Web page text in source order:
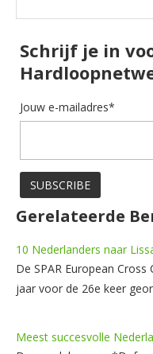
Schrijf je in
Jouw e-mailadres*
Gerelateerde
10 Nederlanders naar
De SPAR European
jaar voor de 26e keer
Meest succesvolle